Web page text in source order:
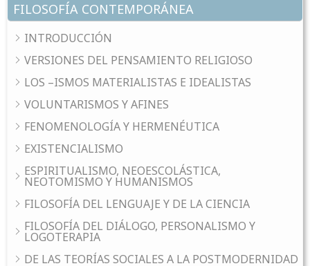
FILOSOFÍA CONTEMPORÁNEA
INTRODUCCIÓN
VERSIONES DEL PENSAMIENTO RELIGIOSO
LOS –ISMOS MATERIALISTAS E IDEALISTAS
VOLUNTARISMOS Y AFINES
FENOMENOLOGÍA Y HERMENÉUTICA
EXISTENCIALISMO
ESPIRITUALISMO, NEOESCOLÁSTICA,
NEOTOMISMO Y HUMANISMOS
FILOSOFÍA DEL LENGUAJE Y DE LA CIENCIA
FILOSOFÍA DEL DIÁLOGO, PERSONALISMO Y
LOGOTERAPIA
DE LAS TEORÍAS SOCIALES A LA POSTMODERNIDAD